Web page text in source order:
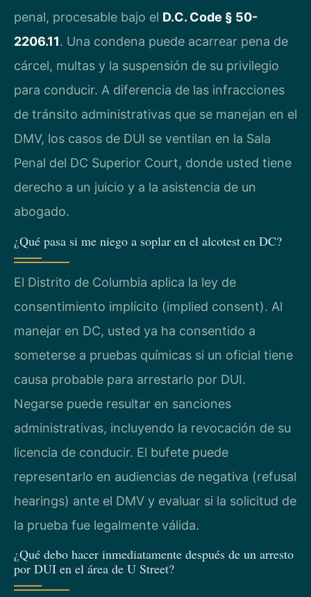
penal, procesable bajo el D.C. Code § 50-
2206.11. Una condena puede acarrear pena de
cárcel, multas y la suspensión de su privilegio
para conducir. A diferencia de las infracciones
de tránsito administrativas que se manejan en el
DMV, los casos de DUI se ventilan en la Sala
Penal del DC Superior Court, donde usted tiene
derecho a un juicio y a la asistencia de un
abogado.
¿Qué pasa si me niego a soplar en el alcotest en DC?
El Distrito de Columbia aplica la ley de
consentimiento implícito (implied consent). Al
manejar en DC, usted ya ha consentido a
someterse a pruebas químicas si un oficial tiene
causa probable para arrestarlo por DUI.
Negarse puede resultar en sanciones
administrativas, incluyendo la revocación de su
licencia de conducir. El bufete puede
representarlo en audiencias de negativa (refusal
hearings) ante el DMV y evaluar si la solicitud de
la prueba fue legalmente válida.
¿Qué debo hacer inmediatamente después de un arresto
por DUI en el área de U Street?